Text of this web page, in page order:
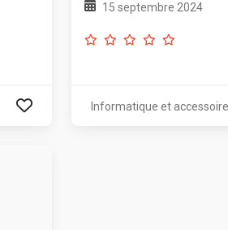
15 septembre 2024
Informatique et